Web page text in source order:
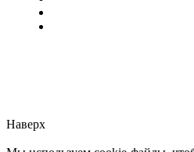
Наверх